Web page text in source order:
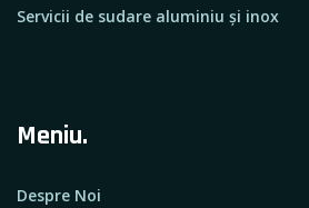
Servicii de sudare aluminiu și inox
Meniu.
Despre Noi